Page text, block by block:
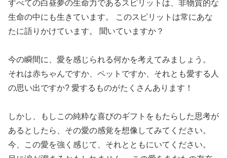
すべての白昼夢の生命力であるスピリットは、非物質的な
生命の中にも生きています。 このスピリットは常にあな
たに語りかけています。 聞いていますか？
今の瞬間に、愛を感じられる何かを考えてみましょう。
それは赤ちゃんですか、ペットですか、それとも愛する人
の思い出ですか? 愛するものがたくさんあります！
しかし、もしこの純粋な喜びのギフトをもたらした思考が
あるとしたら、その愛の感覚を想像してみてください。
今、この愛を強く感じて、それとともにいてください。